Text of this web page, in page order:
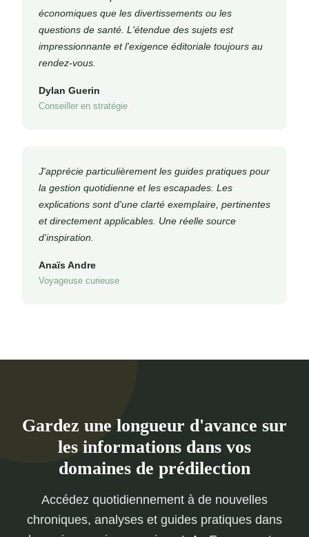
économiques que les divertissements ou les
questions de santé. L'étendue des sujets est
impressionnante et l'exigence éditoriale toujours au
rendez-vous.
Dylan Guerin
Conseiller en stratégie
J'apprécie particulièrement les guides pratiques pour
la gestion quotidienne et les escapades. Les
explications sont d'une clarté exemplaire, pertinentes
et directement applicables. Une réelle source
d'inspiration.
Anaïs Andre
Voyageuse curieuse
Gardez une longueur d'avance sur
les informations dans vos
domaines de prédilection
Accédez quotidiennement à de nouvelles
chroniques, analyses et guides pratiques dans